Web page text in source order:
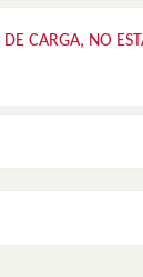
CARGA, NO